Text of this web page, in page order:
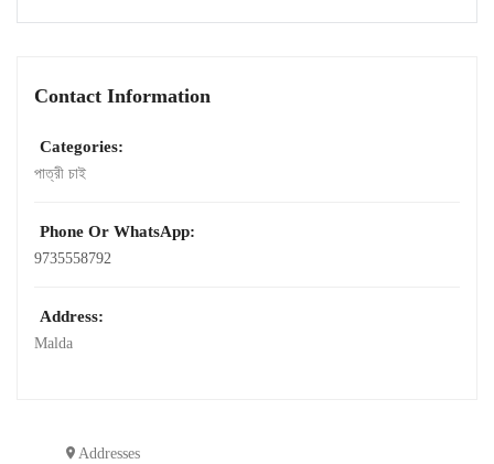
Contact Information
Categories:
পাত্রী চাই
Phone Or WhatsApp:
9735558792
Address:
Malda
Addresses